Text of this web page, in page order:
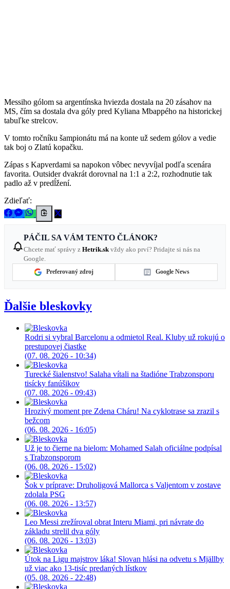
Messiho gólom sa argentínska hviezda dostala na 20 zásahov na
MS, čím sa dostala dva góly pred Kyliana Mbappého na historickej
tabuľke strelcov.
V tomto ročníku šampionátu má na konte už sedem gólov a vedie
tak boj o Zlatú kopačku.
Zápas s Kapverdami sa napokon vôbec nevyvíjal podľa scenára
favorita. Outsider dvakrát dorovnal na 1:1 a 2:2, rozhodnutie tak
padlo až v predĺžení.
Zdieľať:
PÁČIL SA VÁM TENTO ČLÁNOK?
Chcete mať správy z Hetrik.sk vždy ako prví? Pridajte si nás na
Google.
Preferovaný zdroj Google News
Ďalšie bleskovky
Rodri si vybral Barcelonu a odmietol Real. Kluby už rokujú o
prestupovej čiastke
(07. 08. 2026 - 10:34)
Turecké šialenstvo! Salaha vítali na štadióne Trabzonsporu
tisícky fanúšikov
(07. 08. 2026 - 09:43)
Hrozivý moment pre Zdena Cháru! Na cyklotrase sa zrazil s
bežcom
(06. 08. 2026 - 16:05)
Už je to čierne na bielom: Mohamed Salah oficiálne podpísal
s Trabzonsporom
(06. 08. 2026 - 15:02)
Šok v príprave: Druholigová Mallorca s Valjentom v zostave
zdolala PSG
(06. 08. 2026 - 13:57)
Leo Messi zrežíroval obrat Interu Miami, pri návrate do
základu strelil dva góly
(06. 08. 2026 - 13:03)
Útok na Ligu majstrov láka! Slovan hlási na odvetu s Mjällby
už viac ako 13-tisíc predaných lístkov
(05. 08. 2026 - 22:48)